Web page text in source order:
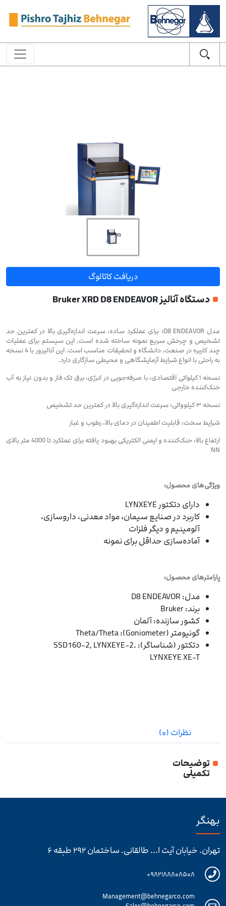
Tap or pinch to expand
دریافت کاتالوگ
دستگاه آنالیز Bruker XRD D8 ENDEAVOR
مدل D8 ENDEAVOR؛ برای عملکرد ساده، سرعت اندازه‌گیری بالا در کمترین حد
تشخیص و چرخش سریع نمونه ساخته شده است. این سیستم برای عملیات
چند کاربره در صنعت، دانشگاه و تحقیقات مناسب است. این آنالیزور با 4 نسخه
به راحتی با انواع شرایط آزمایشگاهی و محیطی سازگاری دارد.
نسخه ۱ کیلواتی اقتصادی: با صرفه‌جویی در انرژی، برق تک فاز و بدون نیاز به آب
خنک‌کننده خارجی
نسخه ۳ کیلوواتی: سرعت اندازه‌گیری بالا در کمترین حد تشخیص
شرایط سخت: قابلیت اطمینان در دمای بالا، رطوب و غبار
ارتفاع بالا: خنک‌کننده و ایمنی الکتریکی بهبود یافته برای عملکرد تا 4000 متر بالای
NN
ویژگی‌های محصول:
دارای دتکتور LYNXEYE
کاربرد در صنایع سیمان، مواد معدنی، داروسازی،
آلومینیم و دیگر فلزات
آماده‌سازی حداقل برای نمونه
پارامترهای محصول:
مدل: D8 ENDEAVOR
برند: Bruker
کشور سازنده: آلمان
گونیومتر (Goniometer): Theta/Theta
دتکتور (شناساگر): SSD160-2, LYNXEYE-2.
LYNXEYE XE-T
نظرات (۰)
توضیحات
تکمیلی
بهنگر
تهران. خیابان آیت ا... طالقانی. ساختمان ۲۹۲ طبقه ۶
۹۸۲۱۸۸۸۰۸۵۰۸+
Management@behnegarco.com